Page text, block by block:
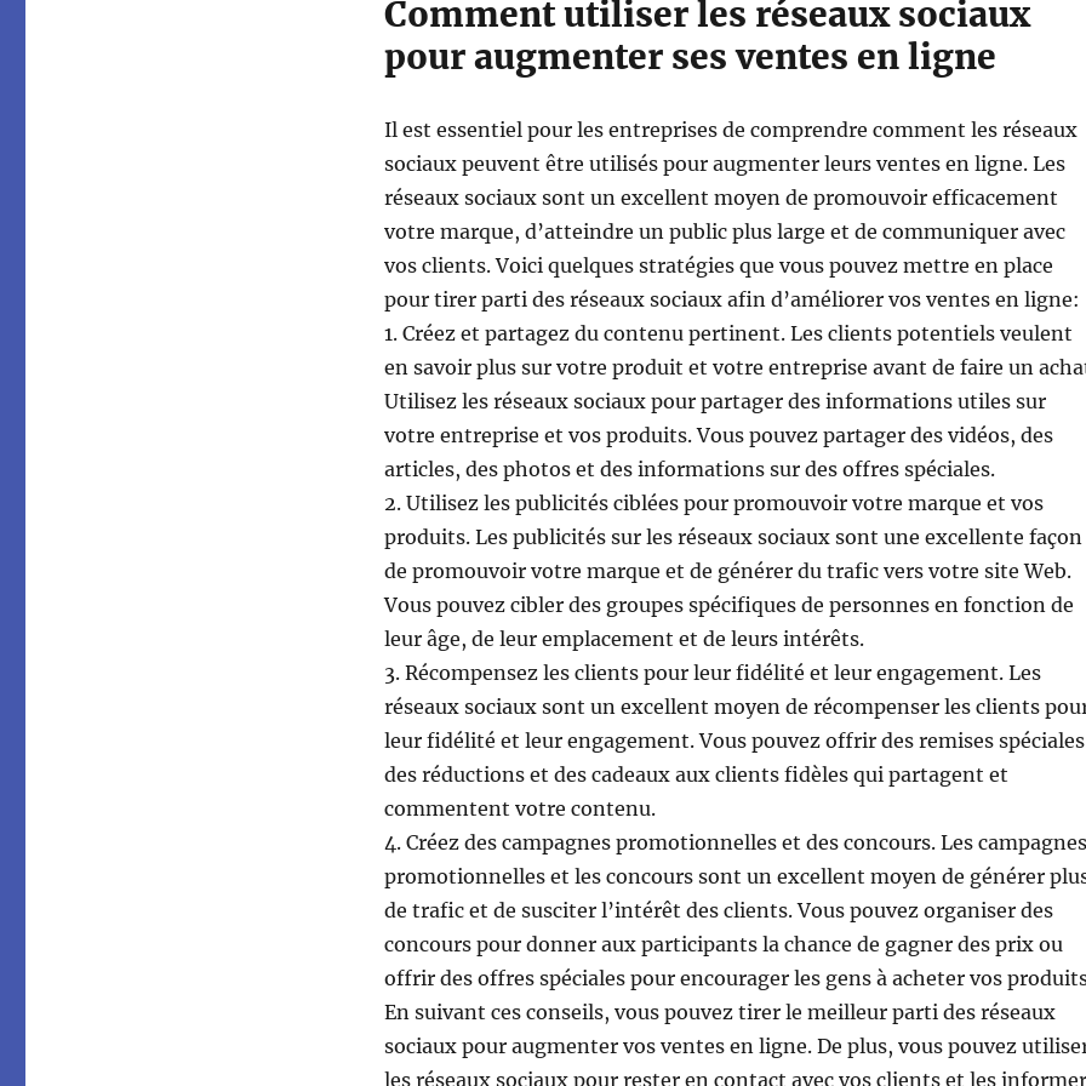
Comment utiliser les réseaux sociaux
pour augmenter ses ventes en ligne
Il est essentiel pour les entreprises de comprendre comment les réseaux
sociaux peuvent être utilisés pour augmenter leurs ventes en ligne. Les
réseaux sociaux sont un excellent moyen de promouvoir efficacement
votre marque, d’atteindre un public plus large et de communiquer avec
vos clients. Voici quelques stratégies que vous pouvez mettre en place
pour tirer parti des réseaux sociaux afin d’améliorer vos ventes en ligne:
1. Créez et partagez du contenu pertinent. Les clients potentiels veulent
en savoir plus sur votre produit et votre entreprise avant de faire un
Utilisez les réseaux sociaux pour partager des informations utiles sur
votre entreprise et vos produits. Vous pouvez partager des vidéos, des
articles, des photos et des informations sur des offres spéciales.
2. Utilisez les publicités ciblées pour promouvoir votre marque et vos
produits. Les publicités sur les réseaux sociaux sont une excellente façon
de promouvoir votre marque et de générer du trafic vers votre site Web.
Vous pouvez cibler des groupes spécifiques de personnes en fonction de
leur âge, de leur emplacement et de leurs intérêts.
3. Récompensez les clients pour leur fidélité et leur engagement. Les
réseaux sociaux sont un excellent moyen de récompenser les clients
leur fidélité et leur engagement. Vous pouvez offrir des remises
des réductions et des cadeaux aux clients fidèles qui partagent et
commentent votre contenu.
4. Créez des campagnes promotionnelles et des concours. Les campagnes
promotionnelles et les concours sont un excellent moyen de générer
de trafic et de susciter l’intérêt des clients. Vous pouvez organiser des
concours pour donner aux participants la chance de gagner des prix ou
offrir des offres spéciales pour encourager les gens à acheter vos
En suivant ces conseils, vous pouvez tirer le meilleur parti des réseaux
sociaux pour augmenter vos ventes en ligne. De plus, vous pouvez
les réseaux sociaux pour rester en contact avec vos clients et les informer